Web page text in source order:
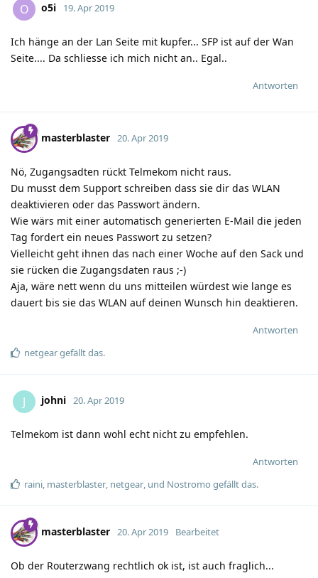
O o5i 19. Apr 2019
Ich hänge an der Lan Seite mit kupfer... SFP ist auf der Wan
Seite.... Da schliesse ich mich nicht an.. Egal..
Antworten
masterblaster 20. Apr 2019
Nö, Zugangsadten rückt Telmekom nicht raus.
Du musst dem Support schreiben dass sie dir das WLAN
deaktivieren oder das Passwort ändern.
Wie wärs mit einer automatisch generierten E-Mail die jeden
Tag fordert ein neues Passwort zu setzen?
Vielleicht geht ihnen das nach einer Woche auf den Sack und
sie rücken die Zugangsdaten raus ;-)
Aja, wäre nett wenn du uns mitteilen würdest wie lange es
dauert bis sie das WLAN auf deinen Wunsch hin deaktieren.
Antworten
netgeargefällt das.
J johni 20. Apr 2019
Telmekom ist dann wohl echt nicht zu empfehlen.
Antworten
raini masterblaster netgear , und Nostromo gefällt das.
masterblaster 20. Apr 2019 Bearbeitet
Ob der Routerzwang rechtlich ok ist, ist auch fraglich...